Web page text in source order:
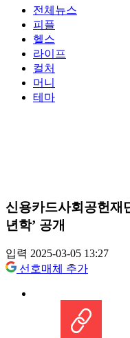
전체뉴스
피플
헬스
라이프
컬처
머니
테마
신용카드사회공헌재
년학’ 공개
입력 2025-03-05 13:27
선호매체 추가